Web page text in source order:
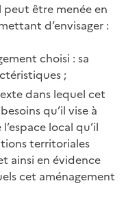
peut être menée en
d’envisager :
choisi : sa
;
dans lequel cet
qu’il vise à
local qu’il
territoriales
ainsi en évidence
cet aménagement